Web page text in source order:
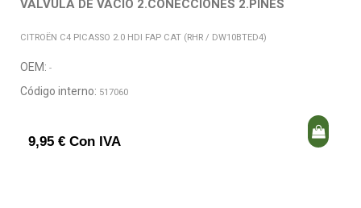
VALVULA DE VACIO 2.CONECCIONES 2.PINES
CITROËN C4 PICASSO 2.0 HDI FAP CAT (RHR / DW10BTED4)
OEM: -
Código interno: 517060
9,95 € Con IVA